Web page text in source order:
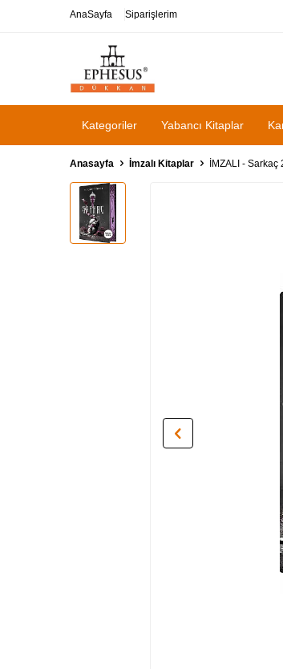
AnaSayfa Siparişlerim
Kategoriler Yabancı Kitaplar
Anasayfa İmzalı Kitaplar İMZALI - Sarkaç